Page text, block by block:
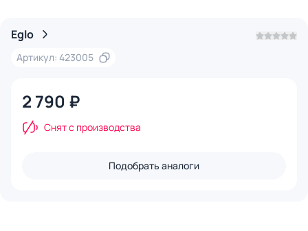
Eglo
Артикул: 423005
2 790 ₽
Снят с производства
Подобрать аналоги